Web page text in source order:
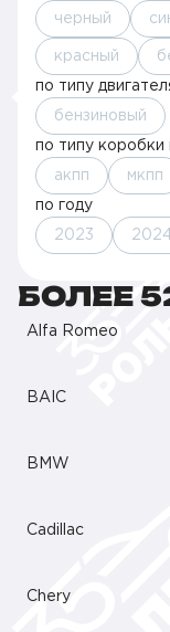
черный
красный
по типу
бензиновый
по типу коробки
акпп мкпп
по году
2023 2024
БОЛЕЕ
Alfa Romeo
BAIC
BMW
Cadillac
Chery